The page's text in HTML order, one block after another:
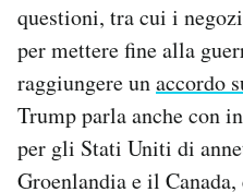
questioni, tra cui i
per mettere fine alla
raggiungere unaccordo
Trump parla anche con
per gli Stati Uniti di
Groenlandia e il